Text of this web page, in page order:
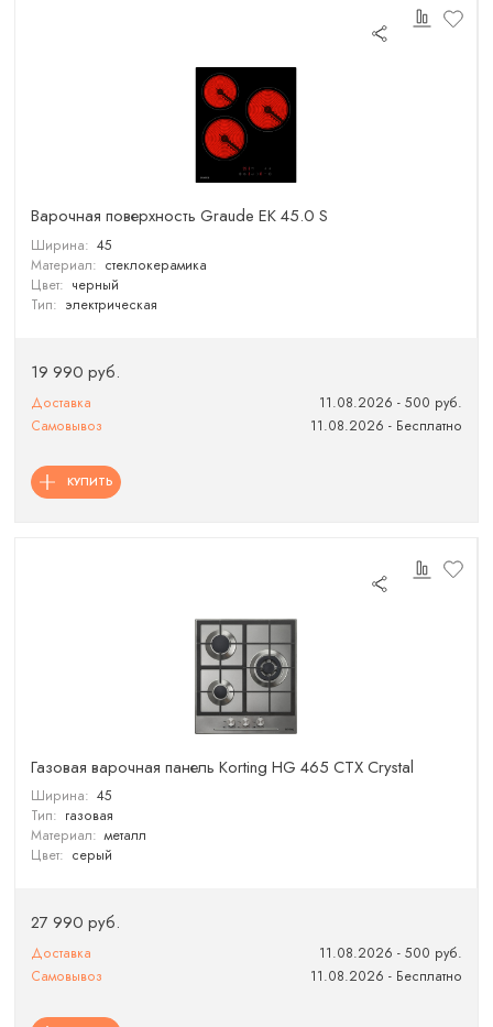
Варочная поверхность Graude EK 45.0 S
Ширина: 45
Материал: стеклокерамика
Цвет: черный
Тип: электрическая
19 990 руб.
Доставка
11.08.2026 - 500 руб.
Самовывоз
11.08.2026 - Бесплатно
КУПИТЬ
Газовая варочная панель Korting HG 465 CTX Crystal
Ширина: 45
Тип: газовая
Материал: металл
Цвет: серый
27 990 руб.
Доставка
11.08.2026 - 500 руб.
Самовывоз
11.08.2026 - Бесплатно